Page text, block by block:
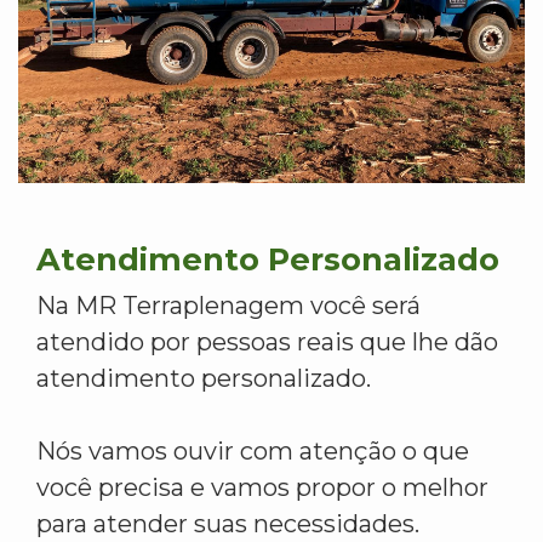
Atendimento Personalizado
Na MR Terraplenagem você será
atendido por pessoas reais que lhe dão
atendimento personalizado.
Nós vamos ouvir com atenção o que
você precisa e vamos propor o melhor
para atender suas necessidades.